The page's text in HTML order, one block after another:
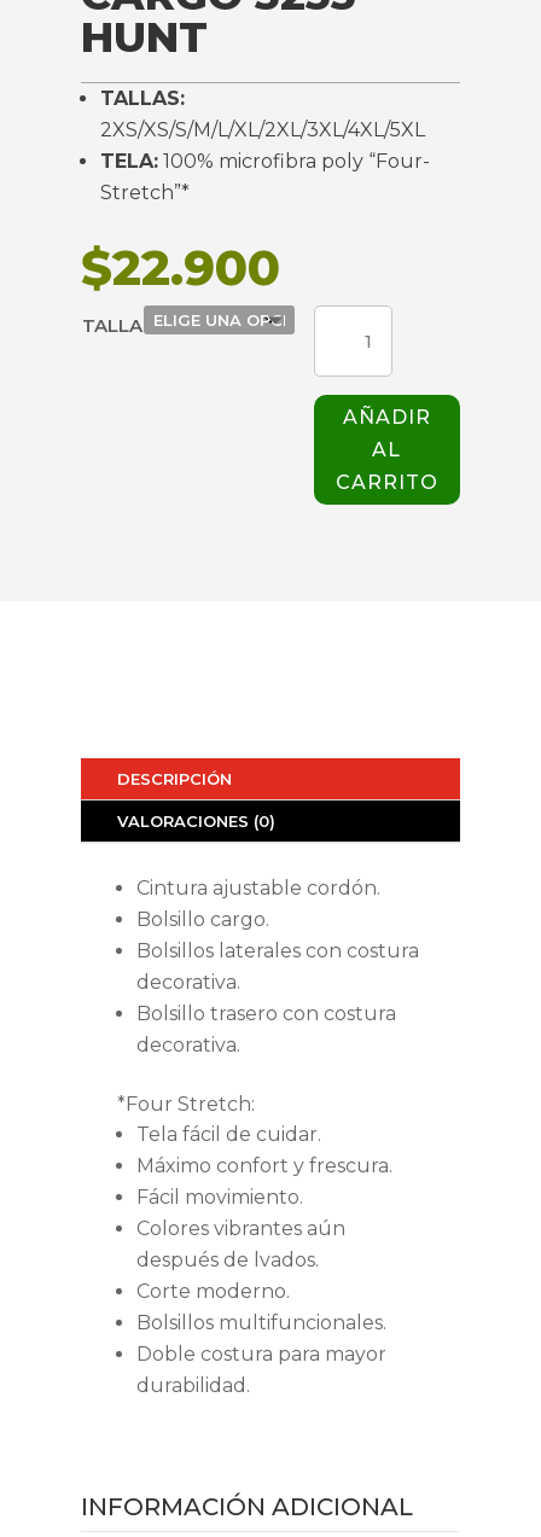
HUNT
TALLAS:
2XS/XS/S/M/L/XL/2XL/3XL/4XL/5XL
TELA: 100% microfibra poly “Four-
Stretch”*
$22.900
TALLA
WONDER
CARGO
5255
HUNTAÑADIR
AL
CARRITO
DESCRIPCIÓN
VALORACIONES (0)
Cintura ajustable cordón.
Bolsillo cargo.
Bolsillos laterales con costura
decorativa.
Bolsillo trasero con costura
decorativa.
*Four Stretch:
Tela fácil de cuidar.
Máximo confort y frescura.
Fácil movimiento.
Colores vibrantes aún
después de lvados.
Corte moderno.
Bolsillos multifuncionales.
Doble costura para mayor
durabilidad.
INFORMACIÓN ADICIONAL